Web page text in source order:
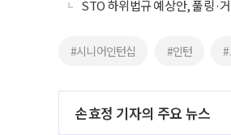
STO 하위법규 예상안, 풀링·
#시니어인턴십 #인턴
손효정 기자의 주요 뉴스